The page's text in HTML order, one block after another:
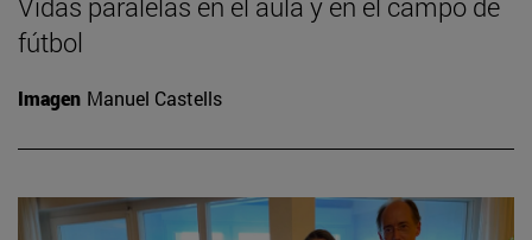
fútbol
Imagen Manuel Castells